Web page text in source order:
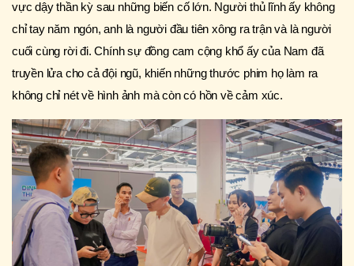
vực dậy thần kỳ sau những biến cố lớn. Người thủ lĩnh ấy không
chỉ tay năm ngón, anh là người đầu tiên xông ra trận và là người
cuối cùng rời đi. Chính sự đồng cam cộng khổ ấy của Nam đã
truyền lửa cho cả đội ngũ, khiến những thước phim họ làm ra
không chỉ nét về hình ảnh mà còn có hồn về cảm xúc.